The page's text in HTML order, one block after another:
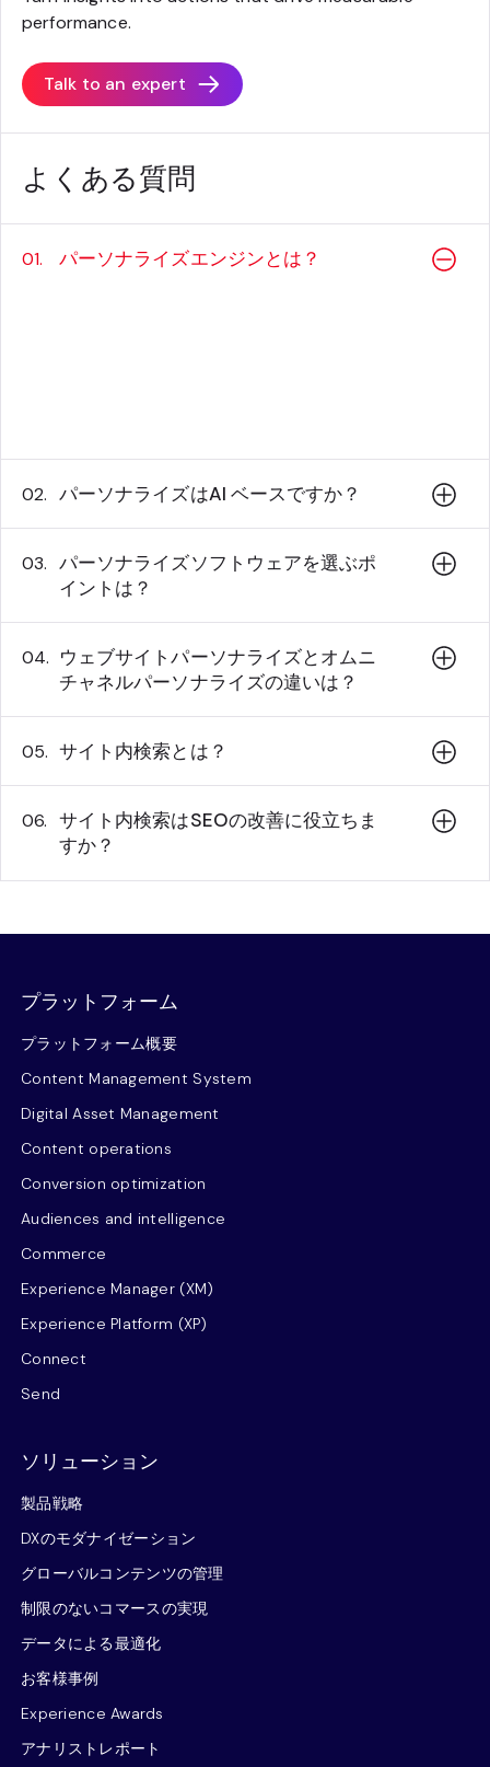
performance.
Talk to an expert
よくある質問
01. パーソナライズエンジンとは？
02. パーソナライズはAI ベースですか？
03. パーソナライズソフトウェアを選ぶポ
イントは？
04. ウェブサイトパーソナライズとオムニ
チャネルパーソナライズの違いは？
05. サイト内検索とは？
06. サイト内検索はSEOの改善に役立ちま
すか？
プラットフォーム
プラットフォーム概要
Content Management System
Digital Asset Management
Content operations
Conversion optimization
Audiences and intelligence
Commerce
Experience Manager (XM)
Experience Platform (XP)
Connect
Send
ソリューション
製品戦略
DXのモダナイゼーション
グローバルコンテンツの管理
制限のないコマースの実現
データによる最適化
お客様事例
Experience Awards
アナリストレポート